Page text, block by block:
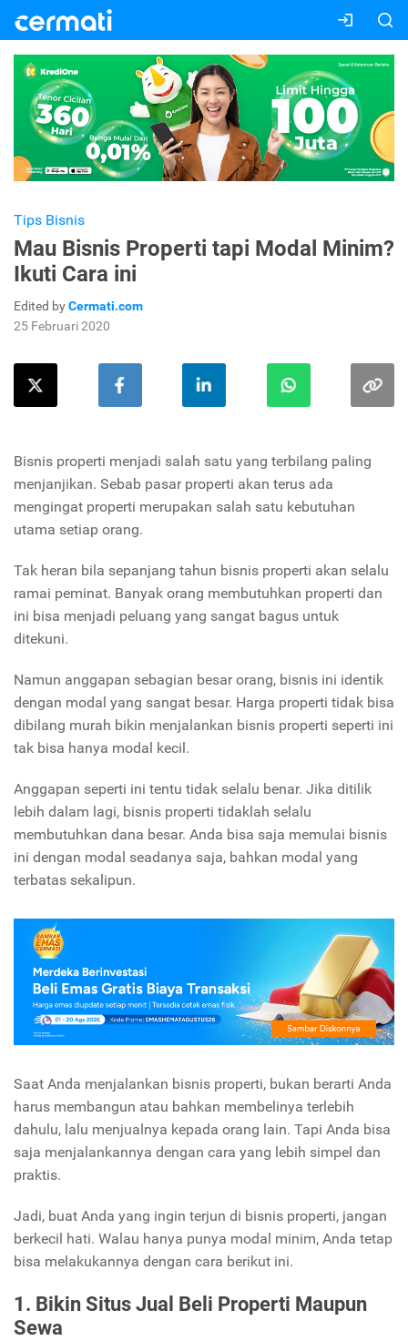
Tips Bisnis
Mau Bisnis Properti tapi Modal Minim?
Ikuti Cara ini
Edited byCermati.com
25 Februari 2020
Bisnis properti menjadi salah satu yang terbilang paling
menjanjikan. Sebab pasar properti akan terus ada
mengingat properti merupakan salah satu kebutuhan
utama setiap orang.
Tak heran bila sepanjang tahun bisnis properti akan selalu
ramai peminat. Banyak orang membutuhkan properti dan
ini bisa menjadi peluang yang sangat bagus untuk
ditekuni.
Namun anggapan sebagian besar orang, bisnis ini identik
dengan modal yang sangat besar. Harga properti tidak bisa
dibilang murah bikin menjalankan bisnis properti seperti ini
tak bisa hanya modal kecil.
Anggapan seperti ini tentu tidak selalu benar. Jika ditilik
lebih dalam lagi, bisnis properti tidaklah selalu
membutuhkan dana besar. Anda bisa saja memulai bisnis
ini dengan modal seadanya saja, bahkan modal yang
terbatas sekalipun.
Saat Anda menjalankan bisnis properti, bukan berarti Anda
harus membangun atau bahkan membelinya terlebih
dahulu, lalu menjualnya kepada orang lain. Tapi Anda bisa
saja menjalankannya dengan cara yang lebih simpel dan
praktis.
Jadi, buat Anda yang ingin terjun di bisnis properti, jangan
berkecil hati. Walau hanya punya modal minim, Anda tetap
bisa melakukannya dengan cara berikut ini.
1. Bikin Situs Jual Beli Properti Maupun
Sewa